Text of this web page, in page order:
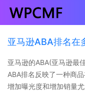
亚马逊ABA排名在
亚马逊的ABA(亚马逊最
ABA排名反映了一种商
增加曝光度和增加销量